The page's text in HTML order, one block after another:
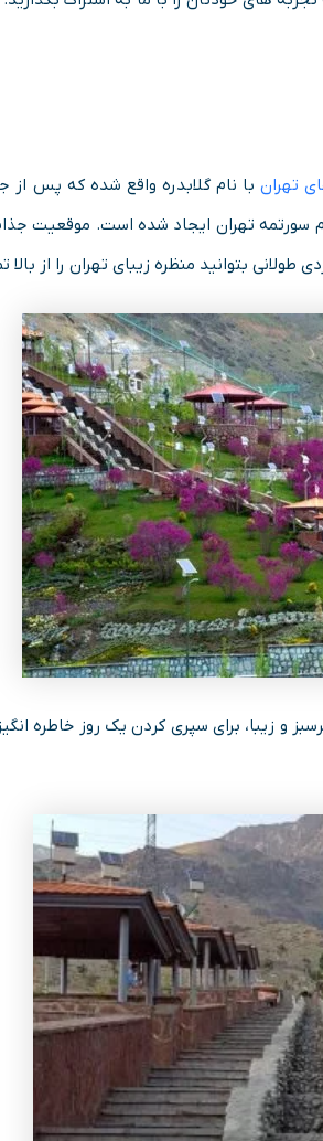
تهرانبا نام گلابدره واقع شده که پس از
تهران ایجاد شده است. موقعیت جذاب
بتوانید منظره زیبای تهران را از بالا
و زیبا، برای سپری کردن یک روز خاطره